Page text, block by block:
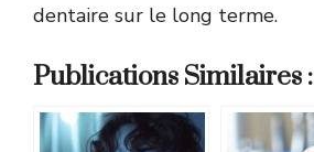
dentaire sur le long terme.
Publications Similaires :